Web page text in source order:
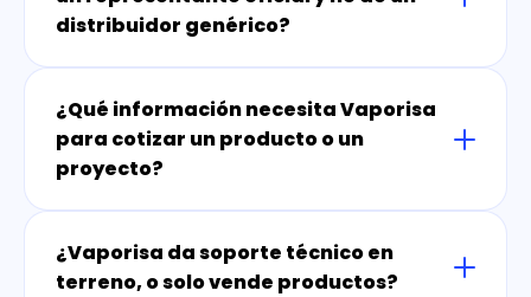
distribuidor genérico?
¿Qué información necesita Vaporisa
para cotizar un producto o un
proyecto?
¿Vaporisa da soporte técnico en
terreno, o solo vende productos?